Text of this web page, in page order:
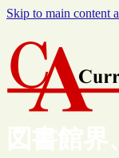
Skip to main content
図書館